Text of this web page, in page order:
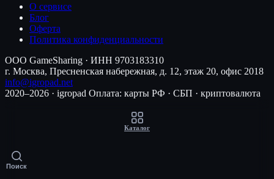
О сервисе
Блог
Оферта
Политика конфиденциальности
ООО GameSharing · ИНН 9703183310
г. Москва, Пресненская набережная, д. 12, этаж 20, офис 2018
info@igropad.net
2020–2026 · igropad Оплата: карты РФ · СБП · криптовалюта
Каталог
Поиск